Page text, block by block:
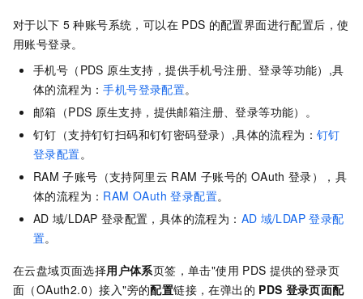
对于以下 5 种账号系统，可以在 PDS 的配置界面进行配置后，使
用账号登录。
手机号（PDS 原生支持，提供手机号注册、登录等功能）,具
体的流程为：手机号登录配置。
邮箱（PDS 原生支持，提供邮箱注册、登录等功能）。
钉钉（支持钉钉扫码和钉钉密码登录）,具体的流程为： 钉钉
登录配置。
RAM 子账号（支持阿里云 RAM 子账号的 OAuth 登录），具
体的流程为： RAM OAuth 登录配置。
AD 域/LDAP 登录配置，具体的流程为： AD 域/LDAP 登录配
置。
在云盘域页面选择用户体系页签，单击"使用 PDS 提供的登录页
面（OAuth2.0）接入"旁的配置链接，在弹出的 PDS 登录页面配